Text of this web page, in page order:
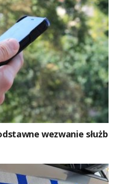
wezwanie służb